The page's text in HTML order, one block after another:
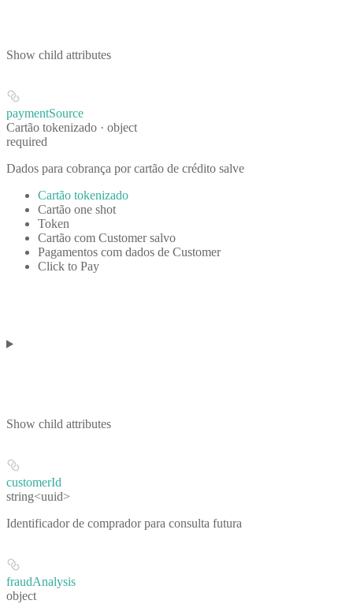
Show child attributes
paymentSource
Cartão tokenizado · object
required
Dados para cobrança por cartão de crédito salve
Cartão tokenizado
Cartão one shot
Token
Cartão com Customer salvo
Pagamentos com dados de Customer
Click to Pay
Show child attributes
customerId
string<uuid>
Identificador de comprador para consulta futura
fraudAnalysis
object